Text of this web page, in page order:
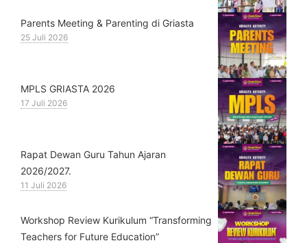
Parents Meeting & Parenting di Griasta
25 Juli 2026
MPLS GRIASTA 2026
17 Juli 2026
Rapat Dewan Guru Tahun Ajaran
2026/2027.
11 Juli 2026
Workshop Review Kurikulum “Transforming
Teachers for Future Education”